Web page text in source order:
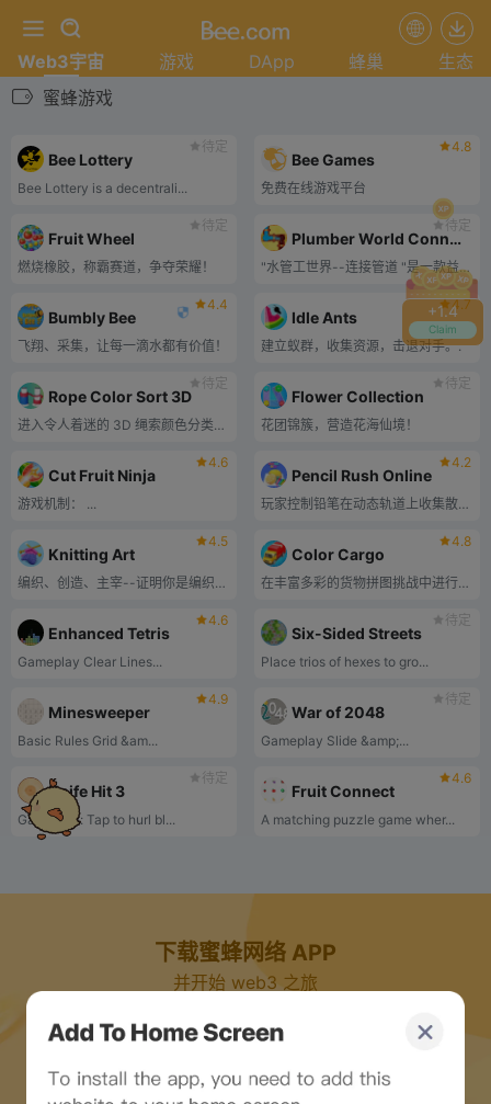
+1.4
Claim
Web3宇宙 游戏 DApp 蜂巢
生态
蜜蜂游戏
待定
Bee Lottery
Bee Lottery is a decentrali...
4.8
Bee Games
免费在线游戏平台
待定
Fruit Wheel
燃烧橡胶，称霸赛道，争夺荣耀！
待定
Plumber World Connect Pipes
"水管工世界--连接管道 "是一款益智游戏，玩家需要将各种形状和方向的管道连接起来，将水从源头引到目的地。.
4.4
Bumbly Bee
飞翔、采集，让每一滴水都有价值！
4.7
Idle Ants
建立蚁群，收集资源，击退对手。.
待定
Rope Color Sort 3D
进入令人着迷的 3D 绳索颜色分类世界！
待定
Flower Collection
花团锦簇，营造花海仙境！
4.6
Cut Fruit Ninja
游戏机制： ...
4.2
Pencil Rush Online
玩家控制铅笔在动态轨道上收集散落的铅笔，同时避开障碍物，最终利用收集到的铅笔完成关卡目标
4.5
Knitting Art
编织、创造、主宰--证明你是编织艺术大师！
4.8
Color Cargo
在丰富多彩的货物拼图挑战中进行分类、匹配和竞赛！
4.6
Enhanced Tetris
‌Gameplay‌ ‌Clear Lines...
待定
Six-Sided Streets
Place trios of hexes to gro...
4.9
Minesweeper
‌Basic Rules‌ ‌Grid &am...
待定
War of 2048
‌Gameplay‌ ‌Slide &amp;...
待定
Knife Hit 3
‌Gameplay‌: Tap to ‌hurl bl...
4.6
Fruit Connect
A matching puzzle game wher...
下载蜜蜂网络 APP
并开始 web3 之旅